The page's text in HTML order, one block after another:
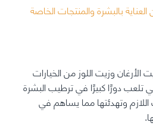
العناية بالبشرة والمنتجات الخاصة
الأرغان وزيت اللوز من الخيارات
تلعب دورًا كبيرًا في ترطيب البشرة
وتهدئتها مما يساهم في